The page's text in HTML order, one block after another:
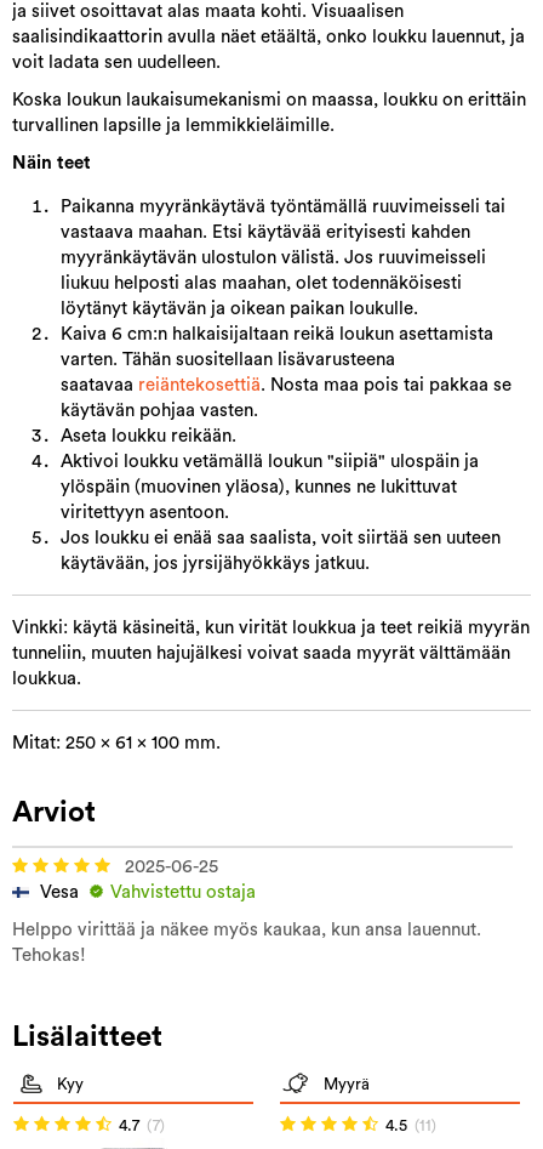
ja siivet osoittavat alas maata kohti. Visuaalisen
saalisindikaattorin avulla näet etäältä, onko loukku lauennut, ja
voit ladata sen uudelleen.
Koska loukun laukaisumekanismi on maassa, loukku on erittäin
turvallinen lapsille ja lemmikkieläimille.
Näin teet
Paikanna myyränkäytävä työntämällä ruuvimeisseli tai
vastaava maahan. Etsi käytävää erityisesti kahden
myyränkäytävän ulostulon välistä. Jos ruuvimeisseli
liukuu helposti alas maahan, olet todennäköisesti
löytänyt käytävän ja oikean paikan loukulle.
Kaiva 6 cm:n halkaisijaltaan reikä loukun asettamista
varten. Tähän suositellaan lisävarusteena
saatavaa reiäntekosettiä. Nosta maa pois tai pakkaa se
käytävän pohjaa vasten.
Aseta loukku reikään.
Aktivoi loukku vetämällä loukun "siipiä" ulospäin ja
ylöspäin (muovinen yläosa), kunnes ne lukittuvat
viritettyyn asentoon.
Jos loukku ei enää saa saalista, voit siirtää sen uuteen
käytävään, jos jyrsijähyökkäys jatkuu.
Vinkki: käytä käsineitä, kun virität loukkua ja teet reikiä myyrän
tunneliin, muuten hajujälkesi voivat saada myyrät välttämään
loukkua.
Mitat: 250 x 61 x 100 mm.
Arviot
2025-06-25
Vesa
Vahvistettu ostaja
Helppo virittää ja näkee myös kaukaa, kun ansa lauennut.
Tehokas!
Lisälaitteet
Kyy
4.7 (7)
Myyrä
4.5 (11)